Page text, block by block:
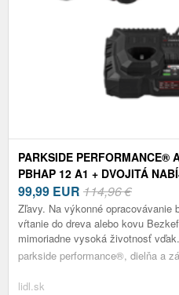
PARKSIDE PERFORMANCE®
PBHAP 12 A1 + DVOJITÁ
AKUMULÁTOR 12 V/5 AH, 2
99,99 EUR 114,96 €
Zľavy. Na výkonné opracovávanie
vŕtanie do dreva alebo kovu
mimoriadne vysoká životnosť
parkside performance®, dielňa a
lidl.sk